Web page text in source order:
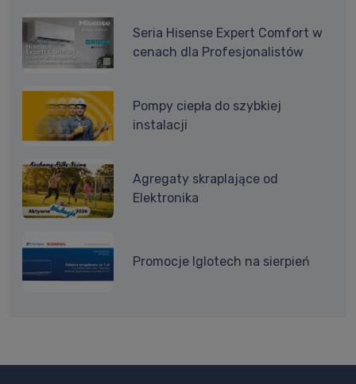
Seria Hisense Expert Comfort w
cenach dla Profesjonalistów
Pompy ciepła do szybkiej
instalacji
Agregaty skraplające od
Elektronika
Promocje Iglotech na sierpień